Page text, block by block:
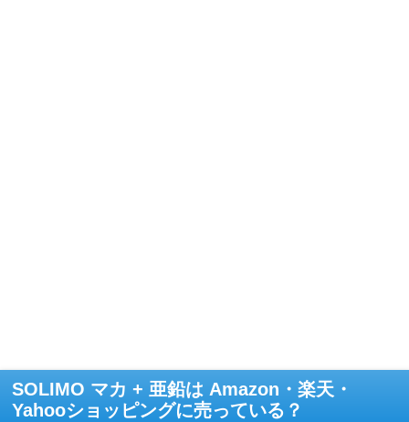
SOLIMO マカ + 亜鉛は Amazon・楽天・
Yahooショッピングに売っている？